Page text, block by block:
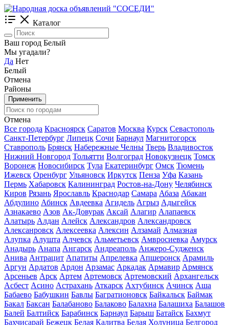
Каталог
Ваш город Белый
Мы угадали?
Да Нет
Белый
Отмена
Районы
Применить
Отмена
Все города Красноярск Саратов Москва Курск Севастополь
Санкт-Петербург Липецк Сочи Барнаул Магнитогорск
Ставрополь Брянск Набережные Челны Тверь Владивосток
Нижний Новгород Тольятти Волгоград Новокузнецк Томск
Воронеж Новосибирск Тула Екатеринбург Омск Тюмень
Ижевск Оренбург Ульяновск Иркутск Пенза Уфа Казань
Пермь Хабаровск Калининград Ростов-на-Дону Челябинск
Киров Рязань Ярославль Краснодар Самара Абаза Абакан
Абдулино Абинск Авдеевка Агидель Агрыз Адыгейск
Азнакаево Азов Ак-Довурак Аксай Алагир Алапаевск
Алатырь Алдан Алейск Александров Александровск
Алексанровск Алексеевка Алексин Алзамай Алмазная
Алупка Алушта Алчевск Альметьевск Амвросиевка Амурск
Анадырь Анапа Ангарск Андреаполь Анжеро-Судженск
Анива Антрацит Апатиты Апрелевка Апшеронск Арамиль
Аргун Ардатов Ардон Арзамас Аркадак Армавир Армянск
Арсеньев Арск Артем Артемовск Артемовский Архангельск
Асбест Асино Астрахань Аткарск Ахтубинск Ачинск Аша
Бабаево Бабушкин Бавлы Багратионовск Байкальск Баймак
Бакал Баксан Балабаново Балаково Балахна Балашиха Балашов
Балей Балтийск Барабинск Барнаул Барыш Батайск Бахмут
Бахчисарай Бежецк Белая Калитва Белая Холуница Белгород